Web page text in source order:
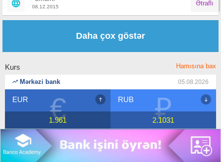
08.12.2015 Ətraflı
Daha çox göstər
Kurs Hamısına bax
Mərkəzi bank 05.08.2026
€
EUR
1.961 ₽
RUB
2.1031